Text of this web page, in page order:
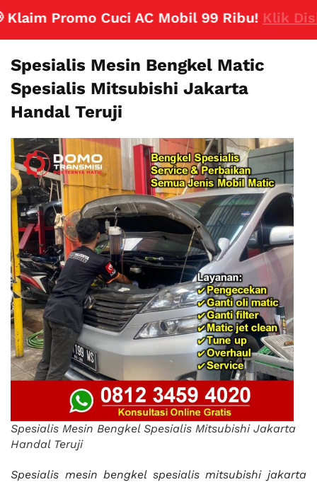
Promo Cuci AC Mobil 99 Ribu!Klik Disini
Spesialis Mesin Bengkel Matic
Spesialis Mitsubishi Jakarta
Handal Teruji
Spesialis Mesin Bengkel Spesialis Mitsubishi Jakarta
Handal Teruji
Spesialis mesin bengkel spesialis mitsubishi jakarta